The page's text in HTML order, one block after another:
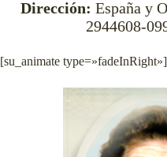
Dirección:España y
2944608-
[su_animate type=»fadeInRight»]